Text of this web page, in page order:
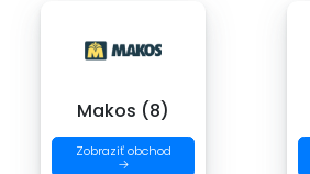
Makos (8)
Zobraziť obchod
→